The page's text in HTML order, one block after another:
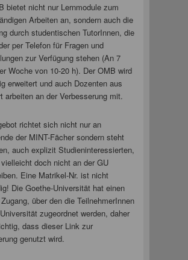
bietet nicht nur Lernmodule zum
Arbeiten an, sondern auch die
durch studentischen TutorInnen, die
per Telefon für Fragen und
zur Verfügung stehen (An 7
Woche von 10-20 h). Der OMB wird
erweitert und auch Dozenten aus
arbeiten an der Verbesserung mit.
richtet sich nicht nur an
der MINT-Fächer sondern steht
auch explizit Studieninteressierten,
doch nicht an der GU
Eine Matrikel-Nr. ist nicht
Die Goethe-Universität hat einen
über den die TeilnehmerInnen
zugeordnet werden, daher
dass dieser Link zur
genutzt wird.